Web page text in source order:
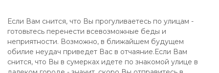
Если Вам снится, что Вы прогуливаетесь по улицам -
готовьтесь перенести всевозможные беды и
неприятности. Возможно, в ближайшем будущем
обилие неудач приведет Вас в отчаяние.Если Вам
снится, что Вы в сумерках идете по знакомой улице в